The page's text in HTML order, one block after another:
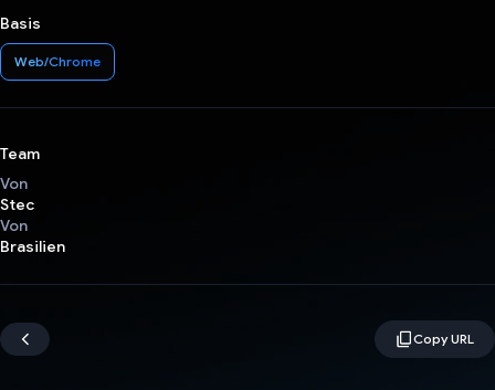
Basis
Web/Chrome
Team
Von
Stec
Von
Brasilien